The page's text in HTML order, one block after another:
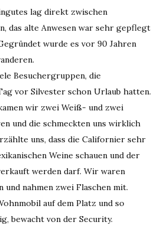
lag direkt zwischen
das alte Anwesen war sehr gepflegt
wurde es vor 90 Jahren
Besuchergruppen, die
vor Silvester schon Urlaub hatten.
wir zwei Weiß- und zwei
und die schmeckten uns wirklich
uns, dass die Californier sehr
Weine schauen und der
werden darf. Wir waren
und nahmen zwei Flaschen mit.
auf dem Platz und so
bewacht von der Security.